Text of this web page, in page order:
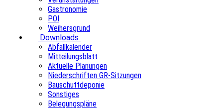
Gastronomie
POI
Weihersgrund
Downloads
Abfallkalender
Mitteilungsblatt
Aktuelle Planungen
Niederschriften GR-Sitzungen
Bauschuttdeponie
Sonstiges
Belegungspläne